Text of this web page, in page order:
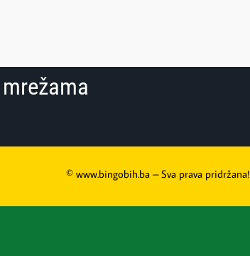
© www.bingobih.ba – Sva prava pridržana!